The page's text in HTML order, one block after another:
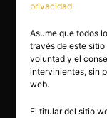
privacidad.
Asume que todos
través de este
voluntad y el
intervinientes, sin
web.
El titular del sitio